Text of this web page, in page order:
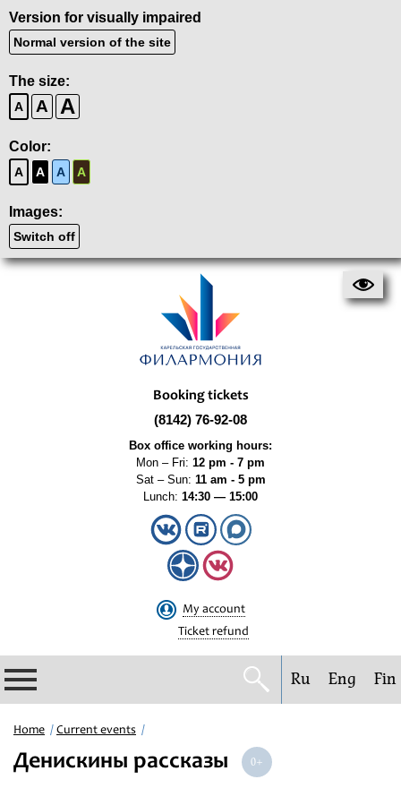
Version for visually impaired
Normal version of the site
The size:
A A A
Color:
A A A A
Images:
Switch off
Booking tickets
(8142) 76-92-08
Box office working hours:
Mon – Fri: 12 pm - 7 pm
Sat – Sun: 11 am - 5 pm
Lunch: 14:30 — 15:00
My account
Ticket refund
Philharmonic
Current events
Ru Eng Fin
Home Current events
Денискины рассказы